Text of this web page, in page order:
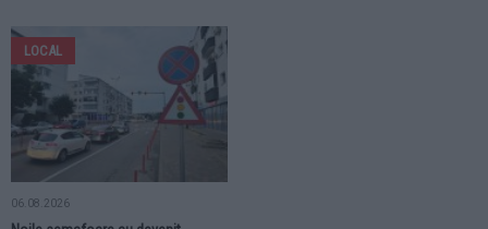
LOCAL
06.08.2026